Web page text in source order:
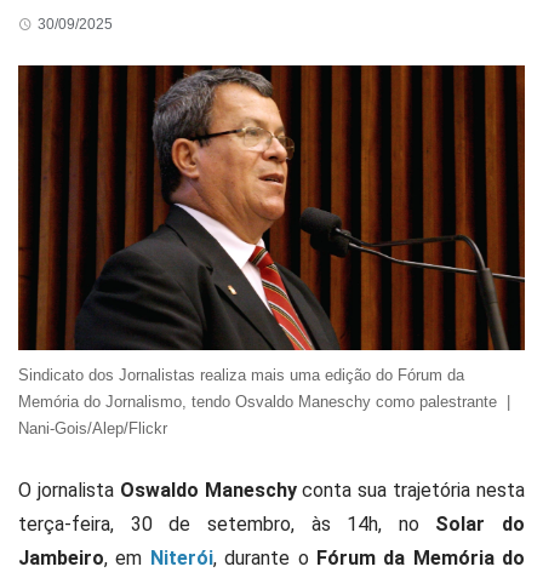
30/09/2025
Sindicato dos Jornalistas realiza mais uma edição do Fórum da
Memória do Jornalismo, tendo Osvaldo Maneschy como palestrante |
Nani-Gois/Alep/Flickr
O jornalista Oswaldo Maneschyconta sua trajetória nesta
terça-feira, 30 de setembro, às 14h, no Solar do
Jambeiro, em Niterói, durante o Fórum da Memória do